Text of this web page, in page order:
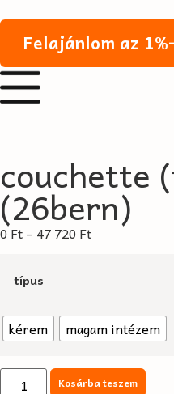
Felajánlom az
couchette
(26bern)
0Ft– 47 720 Ft
típus
kérem magam intézem
Kosárba teszem